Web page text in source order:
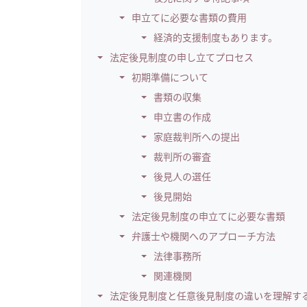
申立てに必要な書類の費用
経済的支援制度もあります。
法定後見制度の申し立てプロセス
初期準備について
書類の収集
申立書の作成
家庭裁判所への提出
裁判所の審査
後見人の選任
後見開始
法定後見制度の申立てに必要な書類
弁護士や機関へのアプローチ方法
法律事務所
関連機関
法定後見制度と任意後見制度の違いを理解す